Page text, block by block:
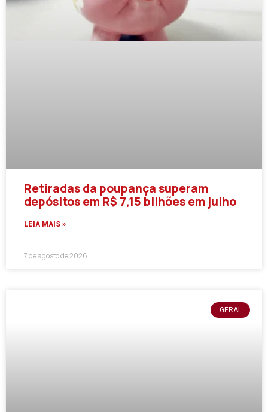
Retiradas da poupança superam
depósitos em R$ 7,15 bilhões em julho
LEIA MAIS »
7 de agosto de 2026
GERAL